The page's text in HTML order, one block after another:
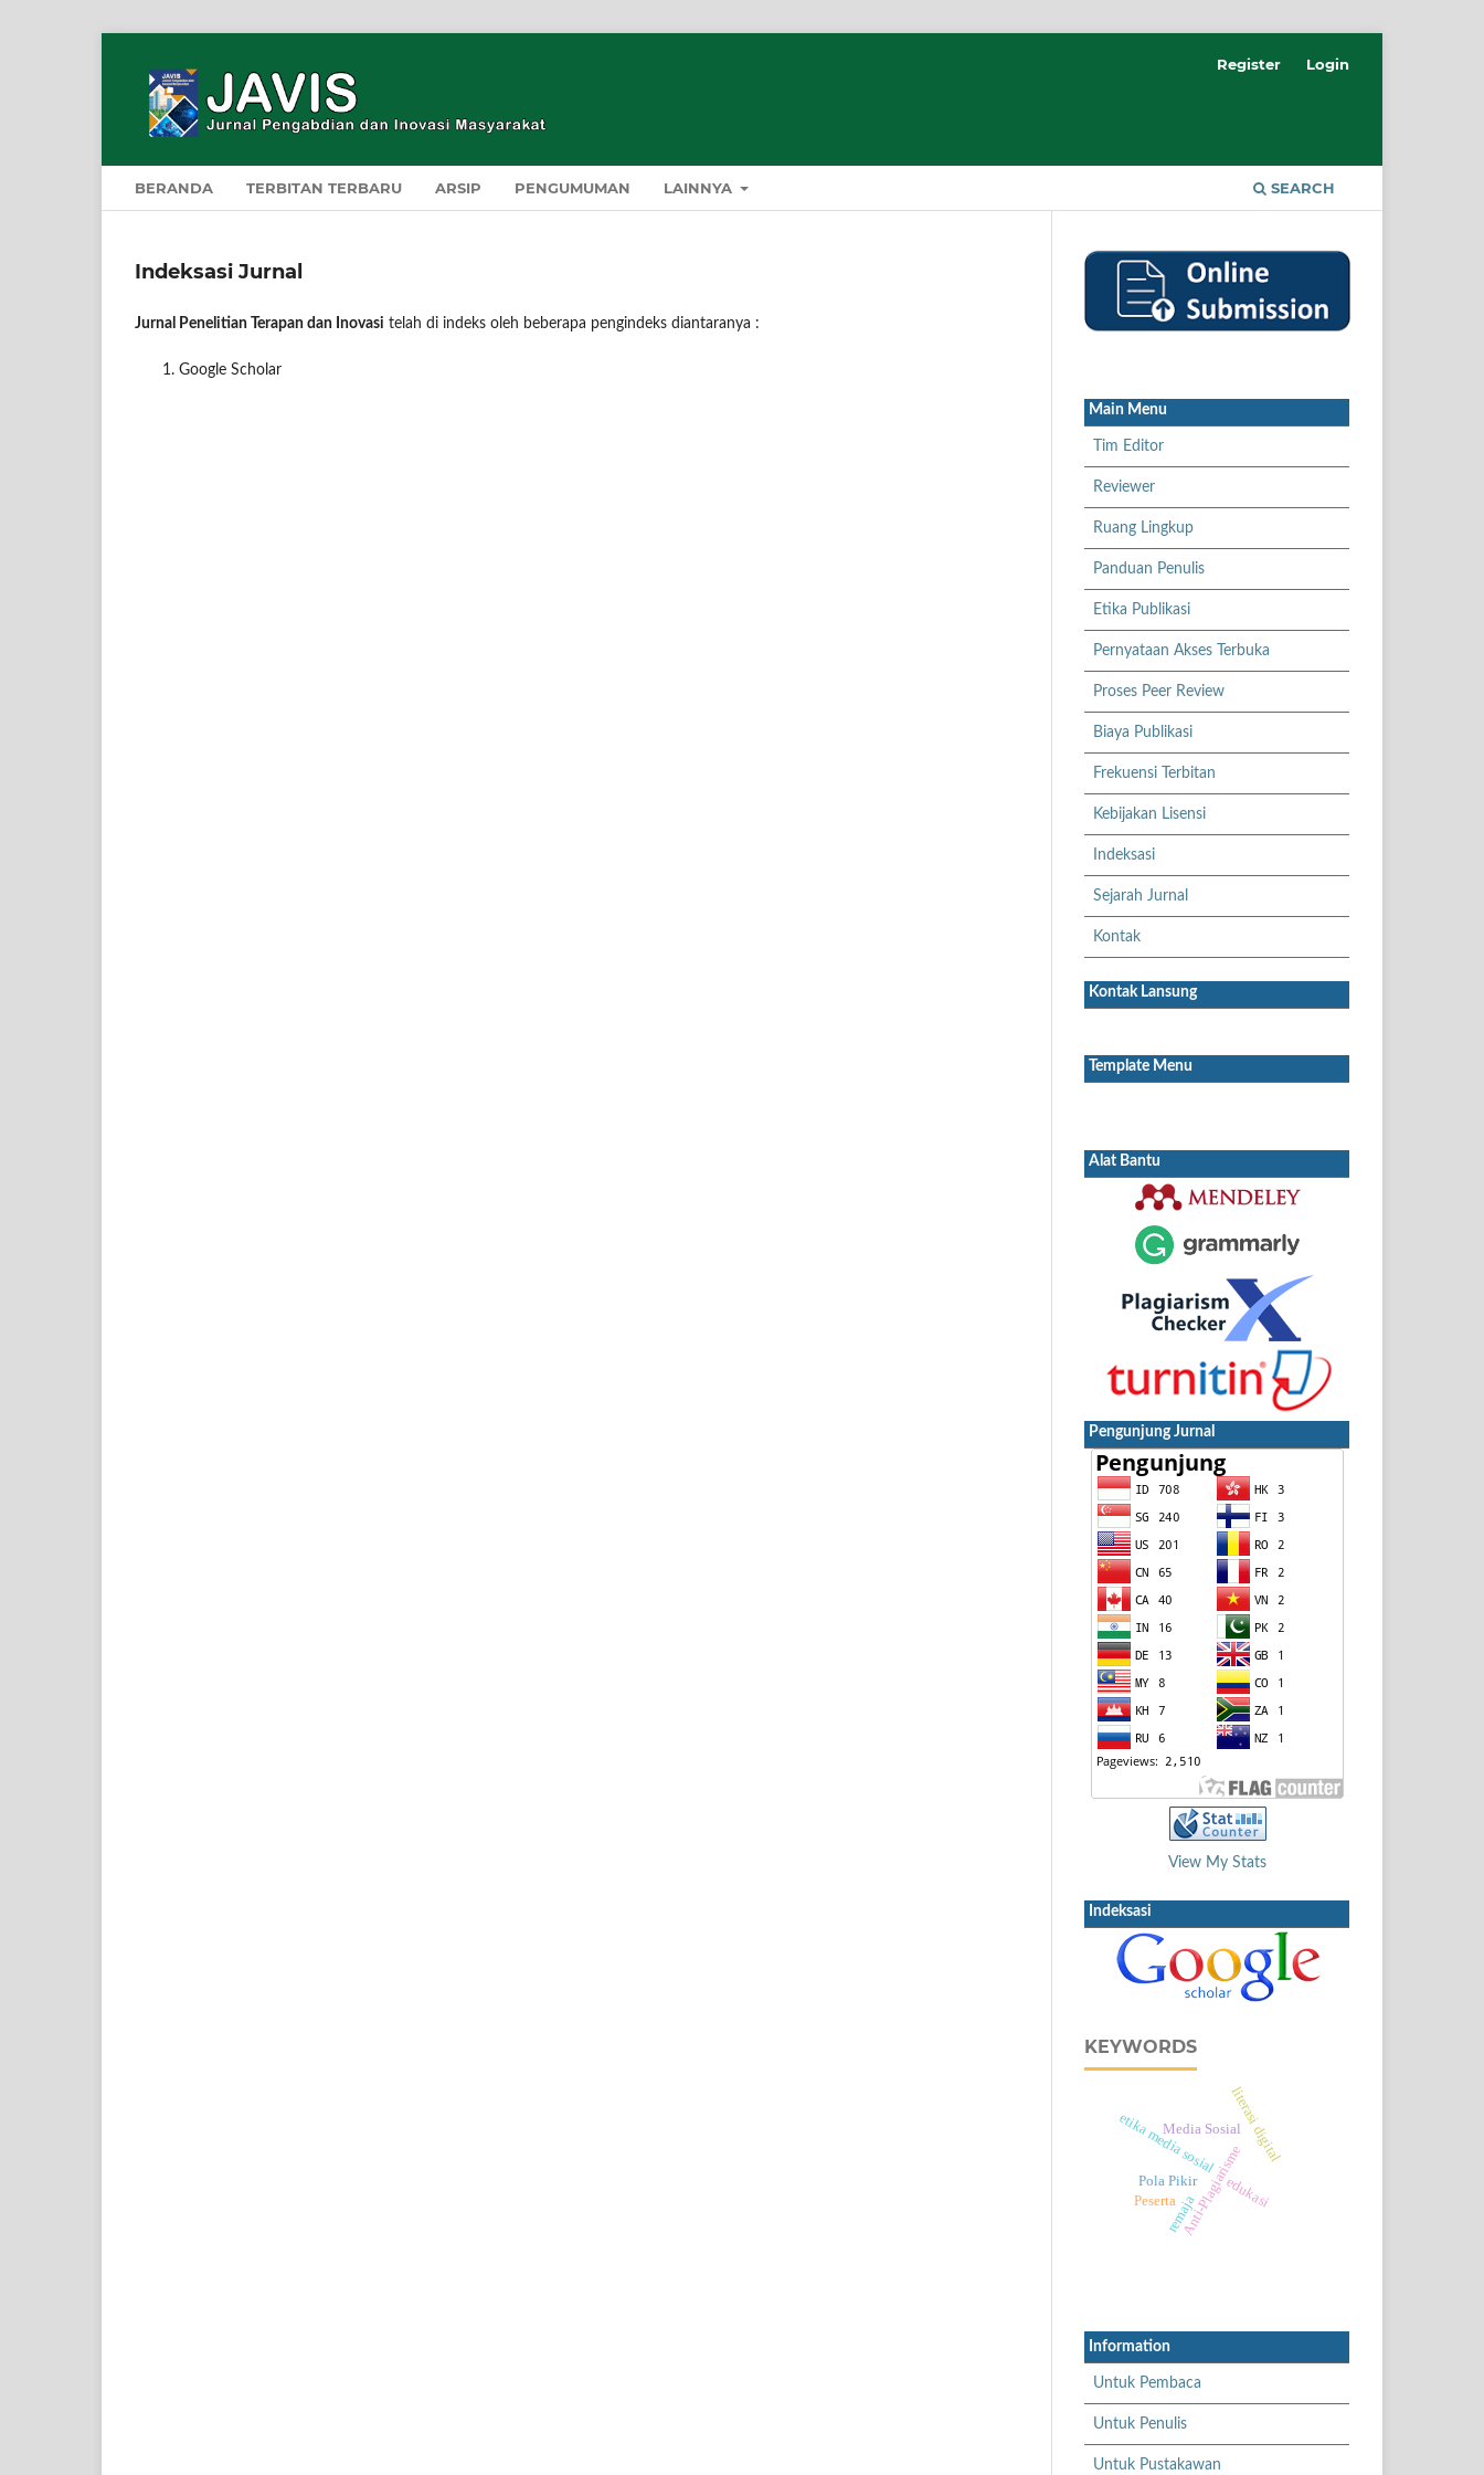
BERANDA TERBITAN TERBARU ARSIP PENGUMUMAN LAINNYA SEARCH
Register Login
Indeksasi Jurnal
Jurnal Penelitian Terapan dan Inovasi telah di indeks oleh beberapa pengindeks diantaranya :
Google Scholar
Main Menu
Tim Editor
Reviewer
Ruang Lingkup
Panduan Penulis
Etika Publikasi
Pernyataan Akses Terbuka
Proses Peer Review
Biaya Publikasi
Frekuensi Terbitan
Kebijakan Lisensi
Indeksasi
Sejarah Jurnal
Kontak
Kontak Lansung
Template Menu
Alat Bantu
Pengunjung Jurnal
View My Stats
Indeksasi
KEYWORDS
Anti-Plagiarisme
Media Sosial
Peserta
Pola Pikir
etika media sosial
edukasi
literasi digital
remaja
Information
Untuk Pembaca
Untuk Penulis
Untuk Pustakawan